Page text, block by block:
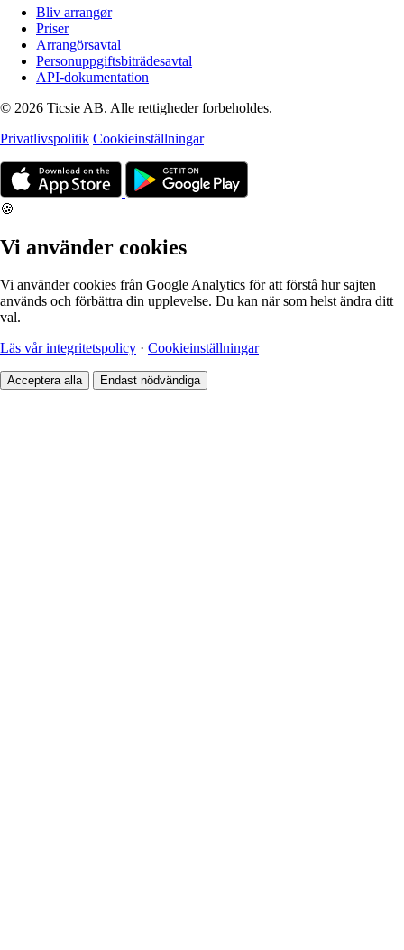
Bliv arrangør
Priser
Arrangörsavtal
Personuppgiftsbiträdesavtal
API-dokumentation
© 2026 Ticsie AB. Alle rettigheder forbeholdes.
Privatlivspolitik Cookieinställningar
🍪
Vi använder cookies
Vi använder cookies från Google Analytics för att förstå hur sajten
används och förbättra din upplevelse. Du kan när som helst ändra ditt
val.
Läs vår integritetspolicy · Cookieinställningar
Acceptera alla Endast nödvändiga